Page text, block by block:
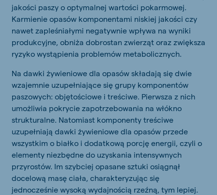
jakości paszy o optymalnej wartości pokarmowej.
Karmienie opasów komponentami niskiej jakości czy
nawet zapleśniałymi negatywnie wpływa na wyniki
produkcyjne, obniża dobrostan zwierząt oraz zwiększa
ryzyko wystąpienia problemów metabolicznych.
Na dawki żywieniowe dla opasów składają się dwie
wzajemnie uzupełniające się grupy komponentów
paszowych: objętościowe i treściwe. Pierwsza z nich
umożliwia pokrycie zapotrzebowania na włókno
strukturalne. Natomiast komponenty treściwe
uzupełniają dawki żywieniowe dla opasów przede
wszystkim o białko i dodatkową porcję energii, czyli o
elementy niezbędne do uzyskania intensywnych
przyrostów. Im szybciej opasane sztuki osiągnął
docelową masę ciała, charakteryzując się
jednocześnie wysoką wydajnością rzeźną, tym lepiej.